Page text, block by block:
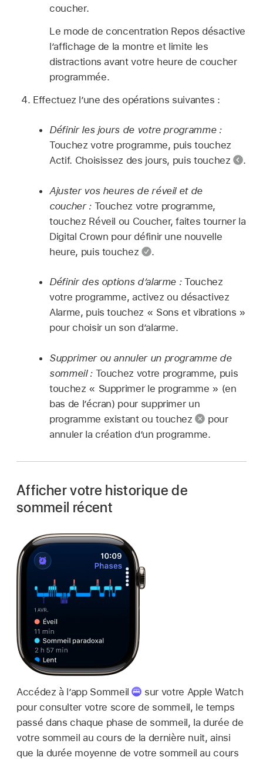
coucher.
Le mode de concentration Repos désactive
l’affichage de la montre et limite les
distractions avant votre heure de coucher
programmée.
Effectuez l’une des opérations suivantes :
Définir les jours de votre programme :
Touchez votre programme, puis touchez
Actif. Choisissez des jours, puis touchez
.
Ajuster vos heures de réveil et de
coucher : Touchez votre programme,
touchez Réveil ou Coucher, faites tourner la
Digital Crown pour définir une nouvelle
heure, puis touchez
.
Définir des options d’alarme :Touchez
votre programme, activez ou désactivez
Alarme, puis touchez « Sons et vibrations »
pour choisir un son d’alarme.
Supprimer ou annuler un programme de
sommeil : Touchez votre programme, puis
touchez « Supprimer le programme » (en
bas de l’écran) pour supprimer un
programme existant ou touchez
pour
annuler la création d’un programme.
Afficher votre historique de
sommeil récent
Accédez à l’app Sommeil
sur votre Apple Watch
pour consulter votre score de sommeil, le temps
passé dans chaque phase de sommeil, la durée de
votre sommeil au cours de la dernière nuit, ainsi
que la durée moyenne de votre sommeil au cours